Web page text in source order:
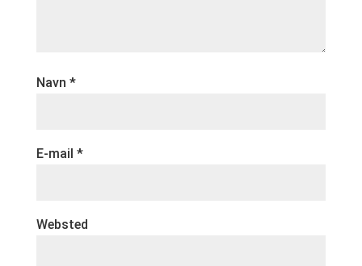
Navn *
E-mail *
Websted